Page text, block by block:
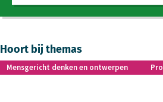
Hoort bij themas
Mensgericht denken en ontwerpen